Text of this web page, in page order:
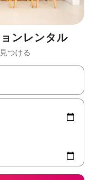
ンレンタル
つける
印キーを使って移動するか